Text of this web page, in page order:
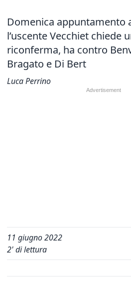
Domenica appuntamento
l’uscente Vecchiet chiede
riconferma, ha contro
Bragato e Di Bert
Luca Perrino
11 giugno 2022
2' di lettura